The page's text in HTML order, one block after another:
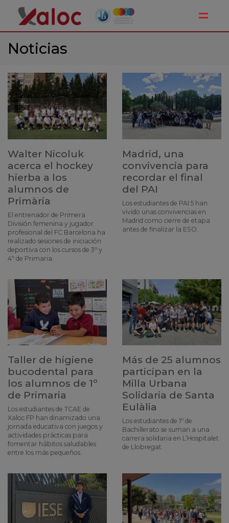
Noticias
Walter Nicoluk
acerca el hockey
hierba a los
alumnos de
Primària
El entrenador de Primera
División femenina y jugador
profesional del FC Barcelona ha
realizado sesiones de iniciación
deportiva con los cursos de 3º y
4º de Primaria.
Madrid, una
convivencia para
recordar el final
del PAI
Los estudiantes de PAI 5 han
vivido unas convivencias en
Madrid como cierre de etapa
antes de finalizar la ESO.
Taller de higiene
bucodental para
los alumnos de 1º
de Primaria
Los estudiantes de TCAE de
Xaloc FP han dinamizado una
jornada educativa con juegos y
actividades prácticas para
fomentar hábitos saludables
entre los más pequeños.
Más de 25 alumnos
participan en la
Milla Urbana
Solidaria de Santa
Eulàlia
Los estudiantes de 1º de
Bachillerato se suman a una
carrera solidaria en L’Hospitalet
de Llobregat.